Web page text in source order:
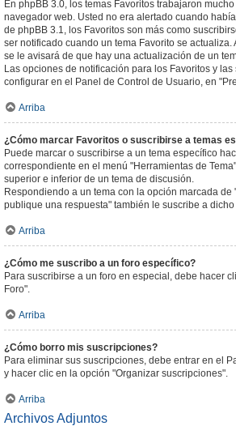
En phpBB 3.0, los temas Favoritos trabajaron
navegador web. Usted no era alertado cuando
de phpBB 3.1, los Favoritos son más como
ser notificado cuando un tema Favorito se actualiza.
se le avisará de que hay una actualización de un
Las opciones de notificación para los Favoritos y
configurar en el Panel de Control de Usuario, en
Arriba
¿Cómo marcar Favoritos o suscribirse a temas
Puede marcar o suscribirse a un tema específico
correspondiente en el menú "Herramientas de
superior e inferior de un tema de discusión.
Respondiendo a un tema con la opción marcada de
publique una respuesta" también le suscribe a dicho
Arriba
¿Cómo me suscribo a un foro específico?
Para suscribirse a un foro en especial, debe hacer
Foro".
Arriba
¿Cómo borro mis suscripciones?
Para eliminar sus suscripciones, debe entrar en el
y hacer clic en la opción "Organizar suscripciones".
Arriba
Archivos Adjuntos